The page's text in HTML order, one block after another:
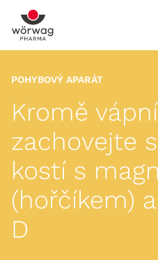
POHYBOVÝ APARÁT
Kromě
zachovejte
kostí s
(hořčíkem)
D